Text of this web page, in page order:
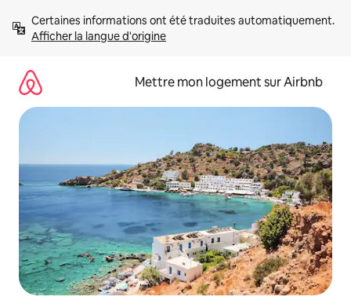
directement
Afficher la langue d'origine
Mettre mon logement sur Airbnb